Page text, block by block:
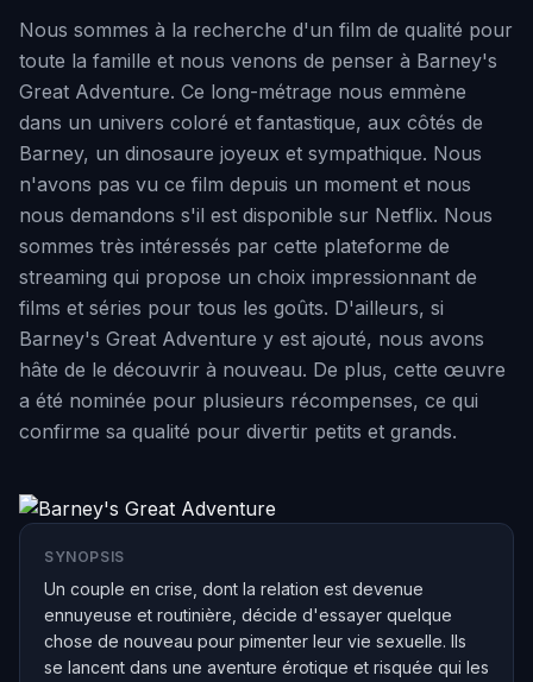
Nous sommes à la recherche d'un film de qualité pour
toute la famille et nous venons de penser à Barney's
Great Adventure. Ce long-métrage nous emmène
dans un univers coloré et fantastique, aux côtés de
Barney, un dinosaure joyeux et sympathique. Nous
n'avons pas vu ce film depuis un moment et nous
nous demandons s'il est disponible sur Netflix. Nous
sommes très intéressés par cette plateforme de
streaming qui propose un choix impressionnant de
films et séries pour tous les goûts. D'ailleurs, si
Barney's Great Adventure y est ajouté, nous avons
hâte de le découvrir à nouveau. De plus, cette œuvre
a été nominée pour plusieurs récompenses, ce qui
confirme sa qualité pour divertir petits et grands.
SYNOPSIS
Un couple en crise, dont la relation est devenue
ennuyeuse et routinière, décide d'essayer quelque
chose de nouveau pour pimenter leur vie sexuelle. Ils
se lancent dans une aventure érotique et risquée qui les